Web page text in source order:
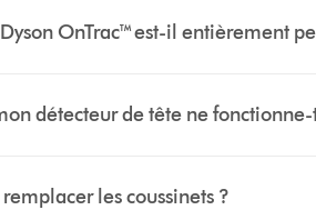
OnTrac™ est-il entièrement
détecteur de tête ne
les coussinets ?